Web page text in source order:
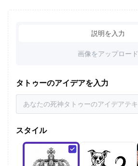
説明を入力
画像をアップロード
タトゥーのアイデアを入力
スタイル